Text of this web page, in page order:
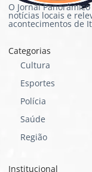
O Jornal
notícias locais e
acontecimentos de
Categorias
Cultura
Esportes
Polícia
Saúde
Região
Institucional